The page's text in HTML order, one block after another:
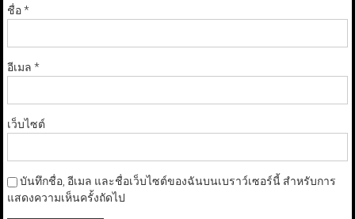
ชื่อ*
อีเมล *
เว็บไซต์
บันทึกชื่อ, อีเมล และชื่อเว็บไซต์ของฉันบนเบราว์เซอร์นี้ สำหรับการ
แสดงความเห็นครั้งถัดไป